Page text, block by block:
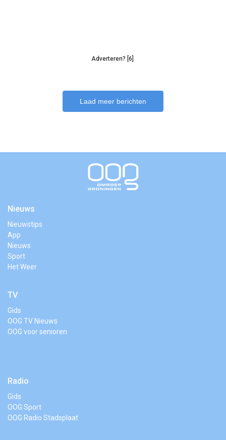
Adverteren? [6]
Laad meer berichten
Nieuws
Nieuwstips
App
Nieuws
Sport
Het Weer
TV
Gids
OOG TV Nieuws
OOG voor senioren
Radio
Gids
OOG Sport
OOG Radio Stadsplaat